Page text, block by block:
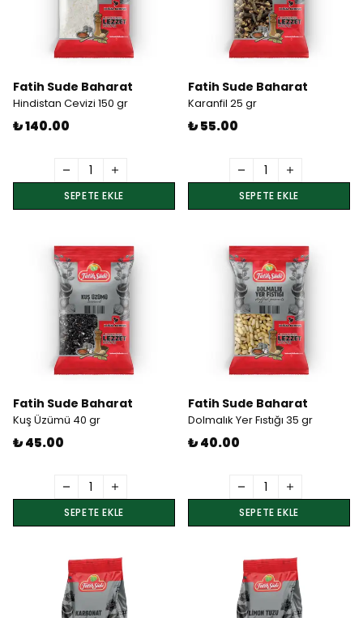
Fatih Sude Baharat
Hindistan Cevizi 150 gr
₺ 140.00
SEPETE EKLE
Fatih Sude Baharat
Karanfil 25 gr
₺ 55.00
SEPETE EKLE
Fatih Sude Baharat
Kuş Üzümü 40 gr
₺ 45.00
SEPETE EKLE
Fatih Sude Baharat
Dolmalık Yer Fıstığı 35 gr
₺ 40.00
SEPETE EKLE